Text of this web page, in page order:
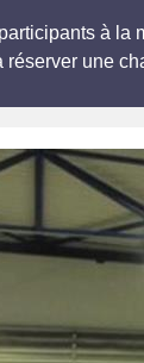
à la
réserver une